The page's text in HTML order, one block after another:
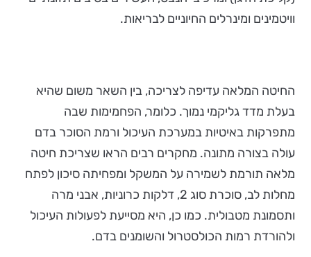
וויטמינים ומינרלים החיוניים לבריאות.
החיטה המלאה עדיפה לצריכה, בין השאר משום שהיא
בעלת מדד גליקמי נמוך. כלומר, הפחמימות שבה
מתפרקות באיטיות במערכת העיכול ורמת הסוכר בדם
עולה בצורה מתונה. מחקרים רבים הראו שצריכת חיטה
מלאה תורמת לשמירה על המשקל ומפחיתה סיכון לפתח
מחלות לב, סוכרת סוג 2, דלקות כרוניות, אבני מרה
ותסמונת מטבולית. כמו כן, היא מסייעת לפעולות העיכול
ולהורדת רמות הכולסטרול והשומנים בדם.